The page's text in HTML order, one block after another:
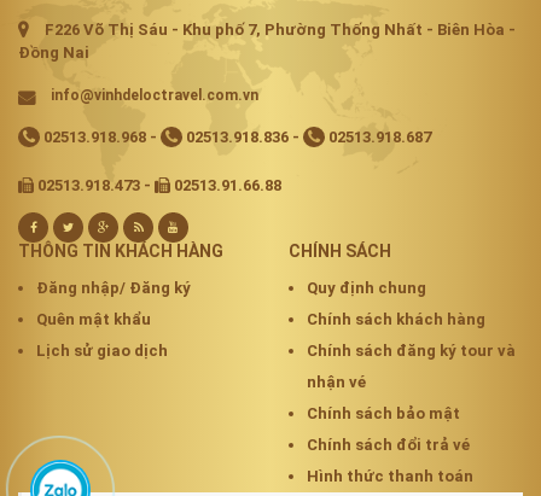
F226 Võ Thị Sáu - Khu phố 7, Phường Thống Nhất - Biên Hòa -
Đồng Nai
info@vinhdeloctravel.com.vn
02513.918.968 - 02513.918.836 - 02513.918.687
02513.918.473 - 02513.91.66.88
THÔNG TIN KHÁCH HÀNG
Đăng nhập/ Đăng ký
Quên mật khẩu
Lịch sử giao dịch
CHÍNH SÁCH
Quy định chung
Chính sách khách hàng
Chính sách đăng ký tour và
nhận vé
Chính sách bảo mật
Chính sách đổi trả vé
Hình thức thanh toán